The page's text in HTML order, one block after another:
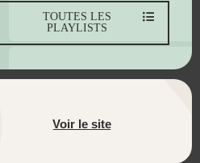
TOUTES LES
PLAYLISTS
Voir le site